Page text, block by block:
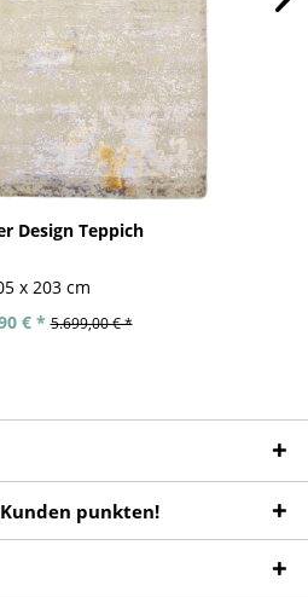
Design Teppich
x 203 cm
€ * 5.699,00 € *
punkten!